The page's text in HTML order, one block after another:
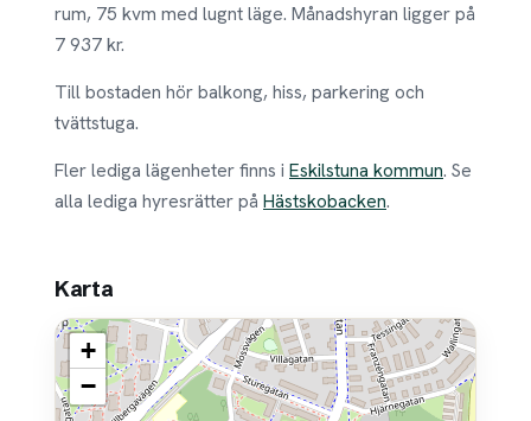
rum, 75 kvm med lugnt läge. Månadshyran ligger på
7 937 kr.
Till bostaden hör balkong, hiss, parkering och
tvättstuga.
Fler lediga lägenheter finns i Eskilstuna kommun. Se
alla lediga hyresrätter på Hästskobacken.
Karta
+
−